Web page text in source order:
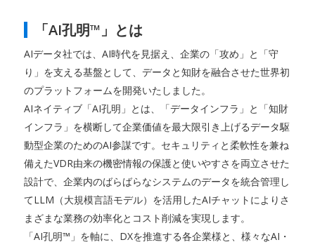
「AI孔明™」とは
AIデータ社では、AI時代を見据え、企業の「攻め」と「守
り」を支える基盤として、データと知財を融合させた世界初
のプラットフォームを開発いたしました。
AIネイティブ「AI孔明」とは、「データインフラ」と「知財
インフラ」を横断して企業価値を最大限引き上げるデータ駆
動型企業のためのAI参謀です。セキュリティと柔軟性を兼ね
備えたVDR由来の機密情報の保護と使いやすさを両立させた
設計で、企業内のばらばらなシステムのデータを統合管理し
てLLM（大規模言語モデル）を活用したAIチャットによりさ
まざまな業務の効率化とコスト削減を実現します。
「AI孔明™」を軸に、DXを推進する各企業様と、様々なAI・